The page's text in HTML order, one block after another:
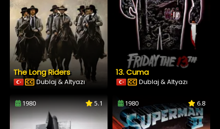
The Long Riders
Dublaj & Altyazı
13. Cuma
Dublaj & Altyazı
1980 5.1 1980 6.8